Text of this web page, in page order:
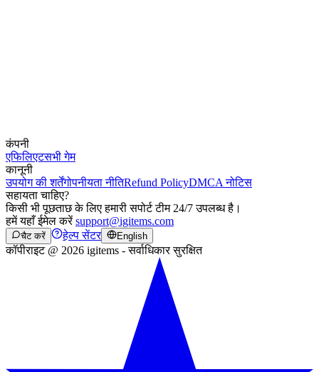
कंपनी
एफिलिएटसभी गेम
कानूनी
उपयोग की शर्तेंगोपनीयता नीतिRefund PolicyDMCA नोटिस
सहायता चाहिए?
किसी भी पूछताछ के लिए हमारी सपोर्ट टीम 24/7 उपलब्ध है।
हमें यहाँ ईमेल करेंsupport@igitems.com
चैट करें हेल्प सेंटर English
कॉपीराइट @ 2026 igitems - सर्वाधिकार सुरक्षित